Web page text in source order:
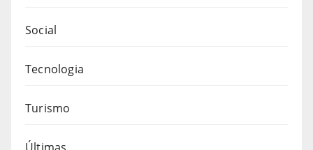
Social
Tecnologia
Turismo